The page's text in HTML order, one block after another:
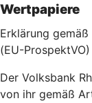
Wertpapiere
Erklärung
(EU-ProspektVO)
Der Volksbank
von ihr gemäß